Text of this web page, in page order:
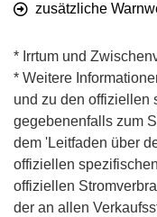
zusätzliche
* Irrtum und
* Weitere
und zu den offiziellen
gegebenenfalls zum
dem 'Leitfaden über
offiziellen
offiziellen
der an allen